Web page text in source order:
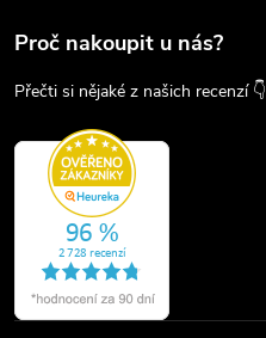
Proč nakoupit u nás?
Přečti si nějaké z našich recenzí 👇